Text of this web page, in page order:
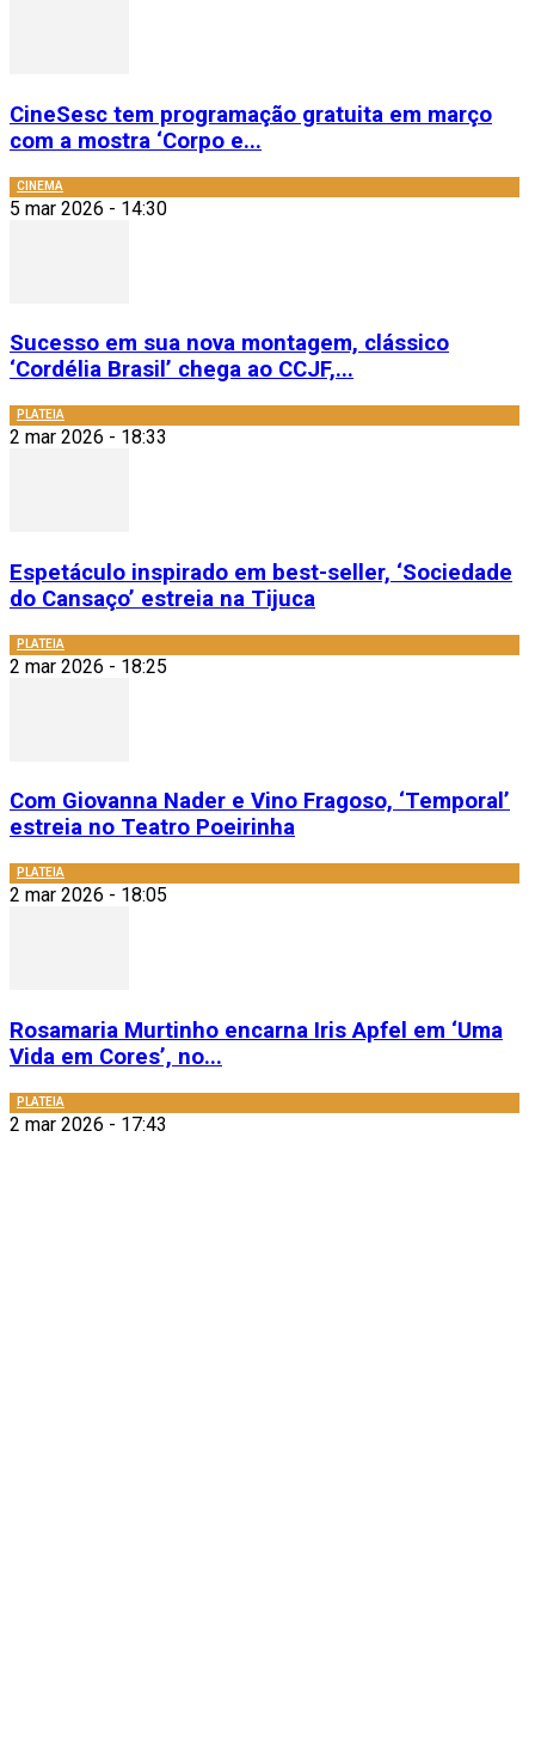
CineSesc tem programação gratuita em março
com a mostra ‘Corpo e...
CINEMA
5 mar 2026 - 14:30
Sucesso em sua nova montagem, clássico
‘Cordélia Brasil’ chega ao CCJF,...
PLATEIA
2 mar 2026 - 18:33
Espetáculo inspirado em best-seller, ‘Sociedade
do Cansaço’ estreia na Tijuca
PLATEIA
2 mar 2026 - 18:25
Com Giovanna Nader e Vino Fragoso, ‘Temporal’
estreia no Teatro Poeirinha
PLATEIA
2 mar 2026 - 18:05
Rosamaria Murtinho encarna Iris Apfel em ‘Uma
Vida em Cores’, no...
PLATEIA
2 mar 2026 - 17:43